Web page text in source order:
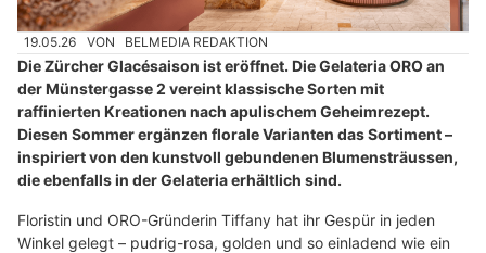
19.05.26 VON BELMEDIA REDAKTION
Die Zürcher Glacésaison ist eröffnet. Die Gelateria ORO an
der Münstergasse 2 vereint klassische Sorten mit
raffinierten Kreationen nach apulischem Geheimrezept.
Diesen Sommer ergänzen florale Varianten das Sortiment –
inspiriert von den kunstvoll gebundenen Blumensträussen,
die ebenfalls in der Gelateria erhältlich sind.
Floristin und ORO-Gründerin Tiffany hat ihr Gespür in jeden
Winkel gelegt – pudrig-rosa, golden und so einladend wie ein